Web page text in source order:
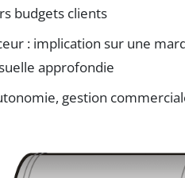
budgets clients
: implication sur une
approfondie
gestion